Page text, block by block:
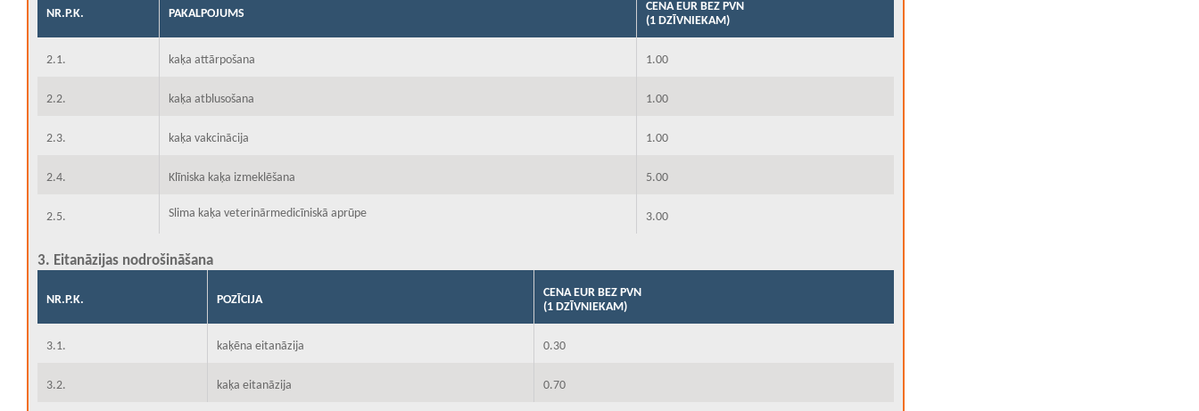
NR.P.K. PAKALPOJUMS
CENA EUR BEZ PVN
(1 DZĪVNIEKAM)
2.1. kaķa attārpošana 1.00
2.2. kaķa atblusošana 1.00
2.3. kaķa vakcinācija 1.00
2.4. Klīniska kaķa izmeklēšana 5.00
2.5. Slima kaķa veterinārmedicīniskā aprūpe 3.00
3. Eitanāzijas nodrošināšana
NR.P.K. POZĪCIJA
CENA EUR BEZ PVN
(1 DZĪVNIEKAM)
3.1. kaķēna eitanāzija 0.30
3.2. kaķa eitanāzija 0.70